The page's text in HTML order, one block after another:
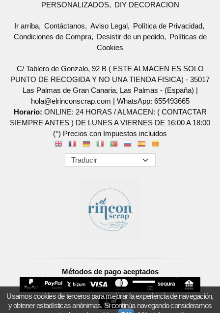
PERSONALIZADOS
DIY DECORACION
Ir arriba Contáctanos Aviso Legal
Política de Privacidad
Condiciones de Compra
Desistir de un pedido
Políticas de
Cookies
C/ Tablero de Gonzalo, 92 B ( ESTE ALMACEN ES SOLO
PUNTO DE RECOGIDA Y NO UNA TIENDA FISICA) - 35017
Las Palmas de Gran Canaria, Las Palmas - (España) |
hola@elrinconscrap.com | WhatsApp: 655493665
Horario: ONLINE: 24 HORAS / ALMACEN: ( CONTACTAR
SIEMPRE ANTES ) DE LUNES A VIERNES DE 16:00 A 18:00
(*) Precios con Impuestos incluidos
Métodos de pago aceptados
Usamos cookies de terceros para mejorar la experiencia de navegación,
y obtener estadísticas anónimas. Si continúa navegando consideramos